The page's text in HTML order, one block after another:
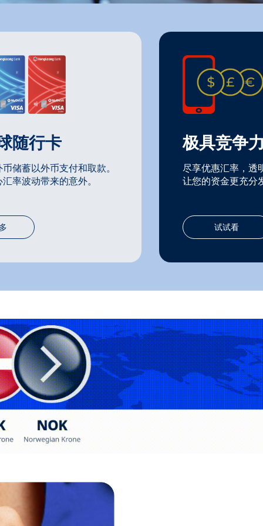
随行卡
储蓄以外币支付和取款。
率波动带来的意外。
极具竞争
尽享优惠汇率，透
让您的资金更充分
试试看
透明定价
在外币转换和消费
用，清清楚楚，让
国际汇款
通过HLB
汇款，轻松实现跨
立即 SuperSend